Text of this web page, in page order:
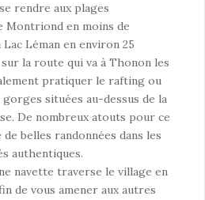
rendre aux plages
Montriond en moins de
Léman en environ 25
la route qui va à Thonon les
pratiquer le rafting ou
situées au-dessus de la
De nombreux atouts pour ce
belles randonnées dans les
authentiques.
navette traverse le village en
de vous amener aux autres